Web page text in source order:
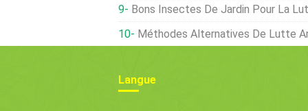
Bons Insectes De Jardin Pour La
Méthodes Alternatives De Lutte
Langue